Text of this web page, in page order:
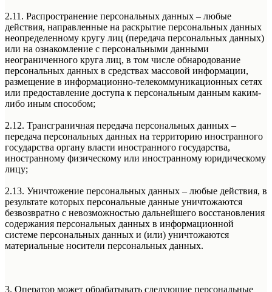
2.11. Распространение персональных данных – любые
действия, направленные на раскрытие персональных данных
неопределенному кругу лиц (передача персональных данных)
или на ознакомление с персональными данными
неограниченного круга лиц, в том числе обнародование
персональных данных в средствах массовой информации,
размещение в информационно-телекоммуникационных сетях
или предоставление доступа к персональным данным каким-
либо иным способом;
2.12. Трансграничная передача персональных данных –
передача персональных данных на территорию иностранного
государства органу власти иностранного государства,
иностранному физическому или иностранному юридическому
лицу;
2.13. Уничтожение персональных данных – любые действия, в
результате которых персональные данные уничтожаются
безвозвратно с невозможностью дальнейшего восстановления
содержания персональных данных в информационной
системе персональных данных и (или) уничтожаются
материальные носители персональных данных.
3. Оператор может обрабатывать следующие персональные